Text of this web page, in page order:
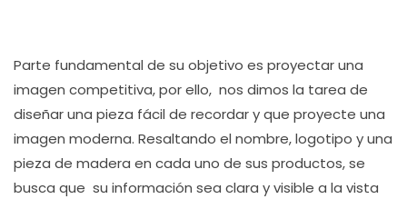
Parte fundamental de su objetivo es proyectar una
imagen competitiva, por ello, nos dimos la tarea de
diseñar una pieza fácil de recordar y que proyecte una
imagen moderna. Resaltando el nombre, logotipo y una
pieza de madera en cada uno de sus productos, se
busca que su información sea clara y visible a la vista